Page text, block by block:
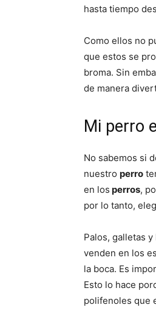
hasta tiempo
Como ellos no
que estos se
broma. Sin
de manera
Mi perro
No sabemos si
nuestro perro
en los perros,
por lo tanto,
Palos, galletas
venden en los
la boca. Es
Esto lo hace
polifenoles que